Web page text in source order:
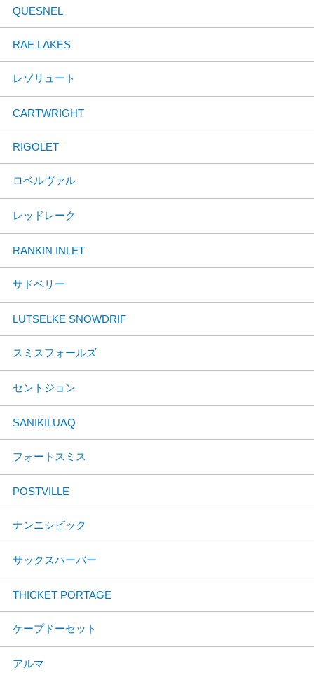
QUESNEL
RAE LAKES
レゾリュート
CARTWRIGHT
RIGOLET
ロベルヴァル
レッドレーク
RANKIN INLET
サドベリー
LUTSELKE SNOWDRIF
スミスフォールズ
セントジョン
SANIKILUAQ
フォートスミス
POSTVILLE
ナンニシビック
サックスハーバー
THICKET PORTAGE
ケープドーセット
アルマ